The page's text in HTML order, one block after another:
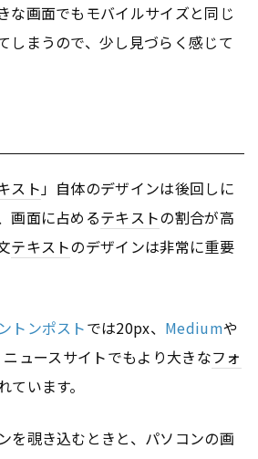
な画面でもモバイルサイズと同じ
しまうので、少し見づらく感じて
スト」自体のデザインは後回しに
画面に占めるテキストの割合が高
テキストのデザインは非常に重要
トンポストでは20px、 Mediumや
ュースサイトでもより大きなフォ
ています。
を覗き込むときと、パソコンの画